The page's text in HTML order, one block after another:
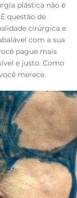
plástica não é
questão de
cirúrgica e
com a sua
pague mais
e justo. Como
merece.